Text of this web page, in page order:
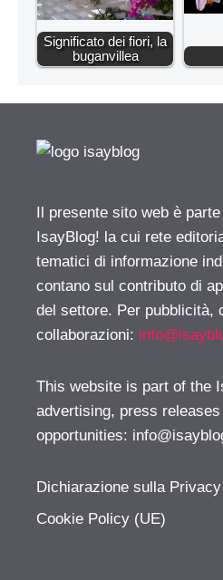
Significato dei fiori, la
buganvillea
Il presente sito web è
IsayBlog! la cui rete
tematici di informazione
contano sul contributo di
del settore. Per pubblicità,
collaborazioni:
This website is part of the
advertising, press
opportunities:
Dichiarazione sulla
Cookie Policy (UE)